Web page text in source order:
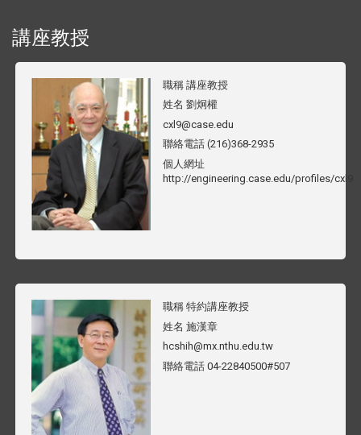
講座教授
職稱 講座教授
姓名 劉炯權
cxl9@case.edu
聯絡電話 (216)368-2935
個人網址
http://engineering.case.edu/profiles/cxl9
職稱 特約講座教授
姓名 施漢章
hcshih@mx.nthu.edu.tw
聯絡電話 04-22840500#507